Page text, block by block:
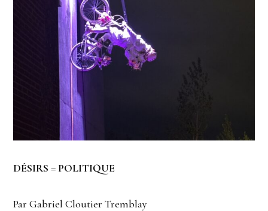
DÉSIRS = POLITIQUE
Par Gabriel Cloutier Tremblay